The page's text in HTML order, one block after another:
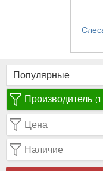
Производитель (1
Цена
Наличие